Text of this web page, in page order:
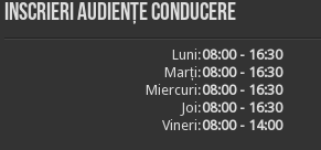
Inscrieri audiențe conducere
Luni:08:00 - 16:30
Marți:08:00 - 16:30
Miercuri:08:00 - 16:30
Joi:08:00 - 16:30
Vineri:08:00 - 14:00